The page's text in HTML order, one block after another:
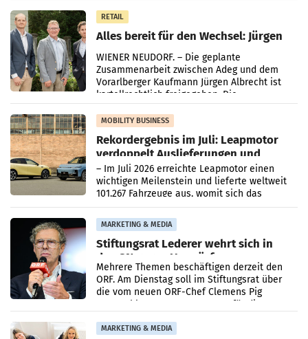
RETAIL
Alles bereit für den Wechsel: Jürgen
Albrecht setzt ab 1.1.2027 auf Adeg
WIENER NEUDORF. – Die geplante
Zusammenarbeit zwischen Adeg und dem
Vorarlberger Kaufmann Jürgen Albrecht ist
kartellrechtlich freigegeben: Die
Bundeswettbewerbsbehörde und der
Bundeskartellanwalt
MOBILITY BUSINESS
Rekordergebnis im Juli: Leapmotor
verdoppelt Auslieferungen und
überschreitet die 100.000er-Marke
– Im Juli 2026 erreichte Leapmotor einen
wichtigen Meilenstein und lieferte weltweit
101.267 Fahrzeuge aus, womit sich das
Ergebnis gegenüber Juli 2025 mehr als
verdoppelte (+102
MARKETING & MEDIA
Stiftungsrat Lederer wehrt sich in
den SN gegen Vorwürfe
Mehrere Themen beschäftigen derzeit den
ORF. Am Dienstag soll im Stiftungsrat über
die vom neuen ORF-Chef Clemens Pig
vorgeschlagenen Besetzungen für die
MARKETING & MEDIA